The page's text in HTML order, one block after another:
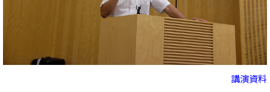
講演資料